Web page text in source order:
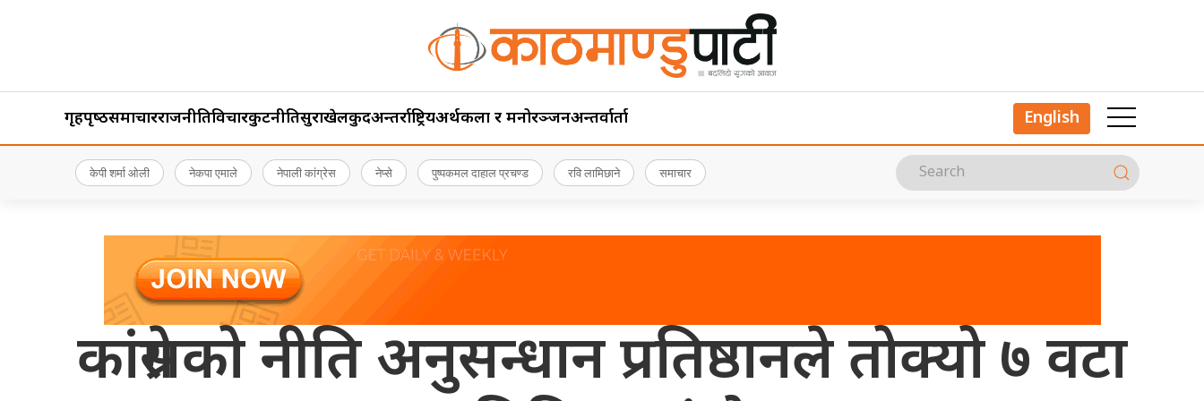
गृहपृष्‍ठसमाचारराजनीतिविचारकुटनीतिसुरक्षाखेलकुदअन्तर्राष्ट्रियअर्थकला र मनोरञ्जनअन्तर्वार्ता English
केपी शर्मा ओली नेकपा एमाले नेपाली कांग्रेस नेप्से पुष्पकमल दाहाल प्रचण्ड रवि लामिछाने समाचार
कांग्रेसको नीति अनुसन्धान प्रतिष्ठानले तोक्यो ७ वटा